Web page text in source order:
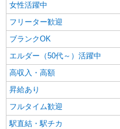
女性活躍中
フリーター歓迎
ブランクOK
エルダー（50代～）活躍中
高収入・高額
昇給あり
フルタイム歓迎
駅直結・駅チカ